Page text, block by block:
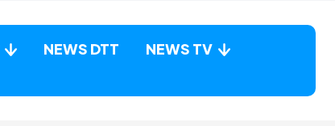
NEWS DTT
NEWS TV